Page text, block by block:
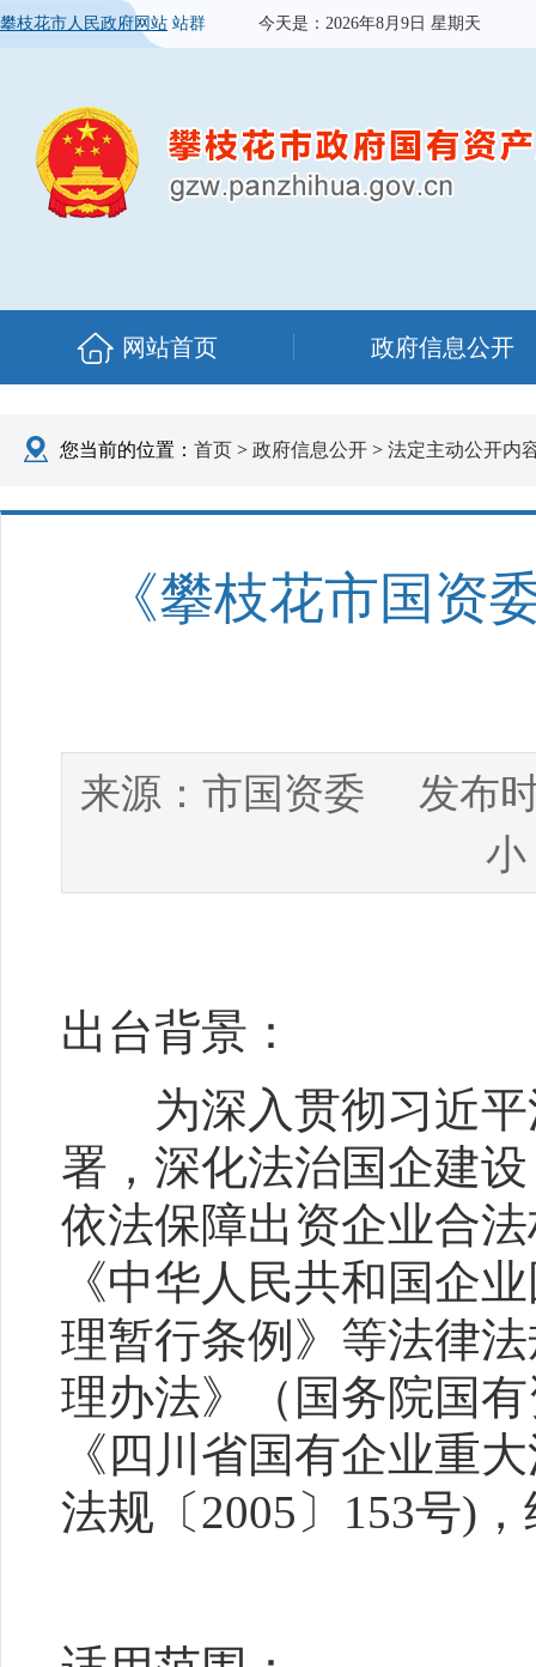
攀枝花市人民政府网站 站群 今天是： 2026年8月9日 星期天
网站首页 政府信息公开
您当前的位置： 首页 > 政府信息公开 > 法定主动公开内
《攀枝花市国资
来源： 市国资委 发布
小
出台背景：
为深入贯彻习近平
署，深化法治国企建
依法保障出资企业合
《中华人民共和国企
理暂行条例》等法律
理办法》（国务院国
《四川省国有企业重
法规〔2005〕153号)